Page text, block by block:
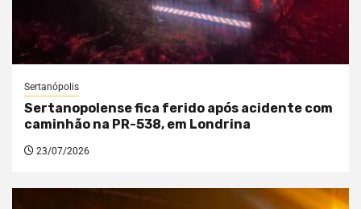
Sertanópolis
Sertanopolense fica ferido após acidente com
caminhão na PR-538, em Londrina
23/07/2026